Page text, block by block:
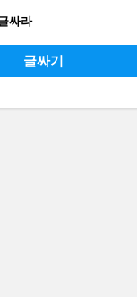
싸라
글싸기